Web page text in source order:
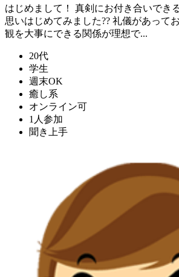
はじめまして！ 真剣にお付き合いでき
思いはじめてみました?? 礼儀があって
観を大事にできる関係が理想で...
20代
学生
週末OK
癒し系
オンライン可
1人参加
聞き上手